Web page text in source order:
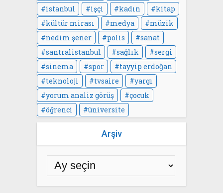
istanbul
işçi kadın
kitap
kültür mirası
medya
müzik
nedim şener
polis
sanat
santralistanbul
sağlık
sergi
sinema
spor
tayyip erdoğan
teknoloji
tvsaire
yargı
yorum analiz görüş
çocuk
öğrenci
üniversite
Arşiv